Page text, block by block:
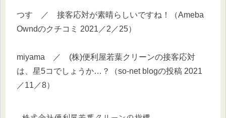
つす ／ 接客応対が素晴らしいですね！（Ameba
Owndのクチコミ 2021／2／25）
miyama ／ (株)便利屋若葉クリーンの接客応対
は、星5コでしょうか…？（so-net blogの投稿 2021
／11／8）